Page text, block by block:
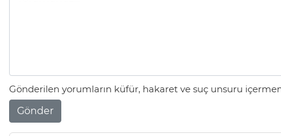
Gönderilen yorumların küfür, hakaret ve suç unsuru
Gönder